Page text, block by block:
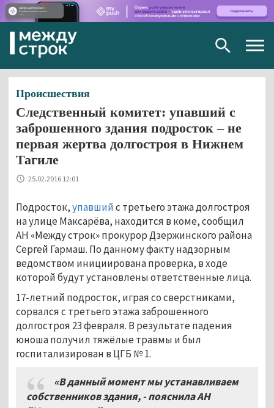
Происшествия
Следственный комитет: упавший с
заброшенного здания подросток – не
первая жертва долгостроя в Нижнем
Тагиле
25.02.2016 12:01
Подросток,упавшийс третьего этажа долгостроя
на улице Максарёва, находится в коме, сообщил
АН «Между строк» прокурор Дзержинского района
Сергей Гармаш. По данному факту надзорным
ведомством инициирована проверка, в ходе
которой будут установлены ответственные лица.
17-летний подросток, играя со сверстниками,
сорвался с третьего этажа заброшенного
долгостроя 23 февраля. В результате падения
юноша получил тяжёлые травмы и был
госпитализирован в ЦГБ № 1.
«В данный момент мы устанавливаем
собственников здания, - пояснила АН